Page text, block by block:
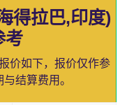
得拉巴,印度)
考
价如下，报价仅作参
结算费用。